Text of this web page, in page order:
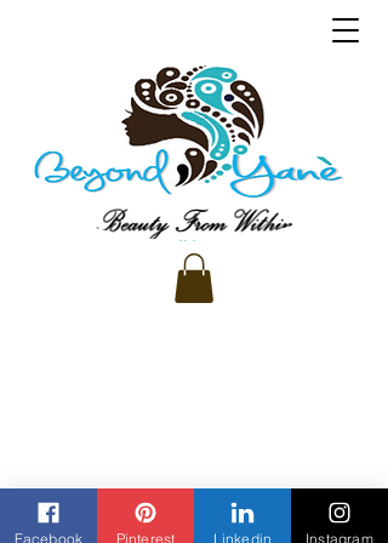
Facebook Pinterest Linkedin Instagram